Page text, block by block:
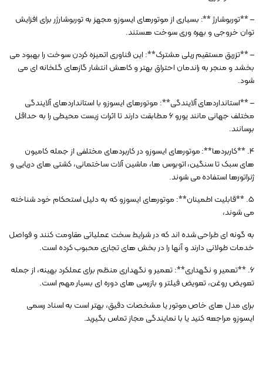
– **توربوشارژ **: بسیاری از موتورهای ایسوزو مجهز به توربوشارژر برای افزایش
توان خروجی و بهره وری سوخت هستند.
– **تزریق مستقیم ریلی مشترک**: این فناوری اتمیزه کردن سوخت را بهبود می
بخشد و منجر به راندمان احتراق بهتر و کاهش انتشار گازهای گلخانه ای می
شود.
– **استانداردهای آلایندگی**: موتورهای ایسوزو با استانداردهای آلایندگی
مختلف جهانی مانند یورو 6 مطابقت دارند تا اثرات زیست محیطی را به حداقل
برسانند.
4. **کاربردها**: موتورهای ایسوزو در کاربردهای مختلفی از جمله کامیون
های سبک تا سنگین، اتوبوس ها، ماشین آلات ساختمانی، کشتی های دریایی و
ژنراتورها استفاده می شوند.
5. **قابلیت اطمینان**: موتورهای ایسوزو که به دلیل استحکام خود شناخته
می شوند،
به گونه ای طراحی شده اند که در شرایط سخت عملیاتی مقاومت کنند و فواصل
خدمات طولانی دارند و آنها را در بخش های تجاری محبوب کرده است.
6. **تعمیر و نگهداری**: تعمیر و نگهداری منظم برای عملکرد بهینه، از جمله
تعویض روغن، تعویض فیلتر و بازرسی های دوره ای بسیار مهم است.
برای مدل های خاص موتور یا مشخصات دقیق، بهتر است به اسناد رسمی
ایسوزو مراجعه کنید یا با نمایندگی مجاز تماس بگیرید.